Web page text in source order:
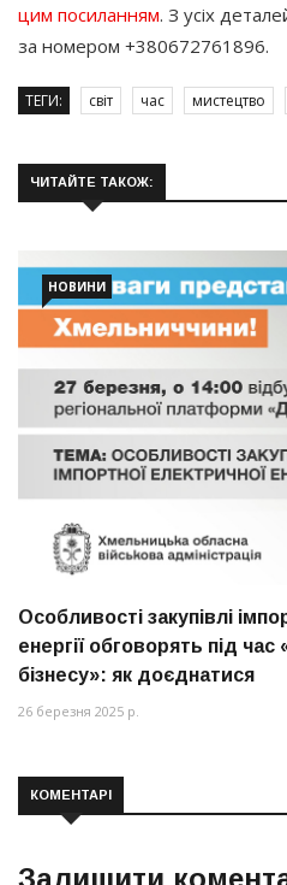
цим посиланням. З усіх
за номером +380672761896.
ТЕГИ: світ час мистецтво
ЧИТАЙТЕ ТАКОЖ:
НОВИНИ
Особливості закупівлі
енергії обговорять під
бізнесу»: як доєднатися
26 березня 2025 р.
КОМЕНТАРІ
Залишити